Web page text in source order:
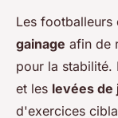
Les footballeurs
gainage afin de
pour la stabilité.
et les levées de
d'exercices